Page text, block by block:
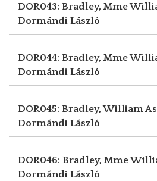
DOR043: Bradley, Mme
Dormándi László
DOR044: Bradley, Mme
Dormándi László
DOR045: Bradley, William
Dormándi László
DOR046: Bradley, Mme
Dormándi László